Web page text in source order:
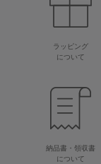
ラッピング
について
納品書・領収書
について